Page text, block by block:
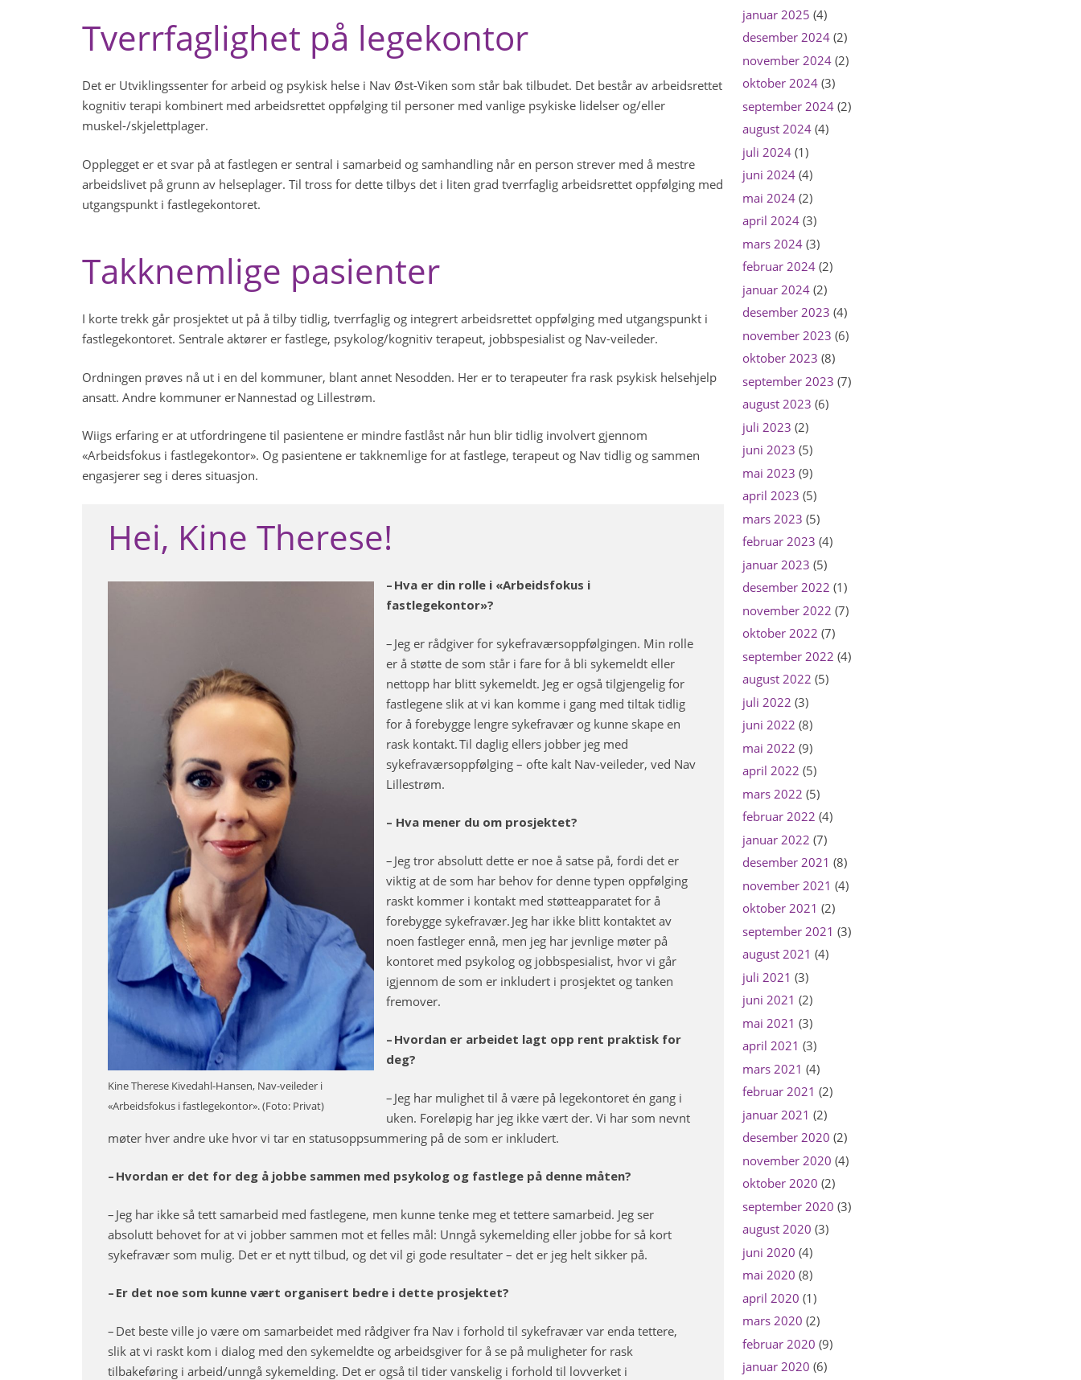
Tverrfaglighet på legekontor
Det er Utviklingssenter for arbeid og psykisk helse i Nav Øst-Viken som står bak tilbudet. Det består av arbeidsrettet
kognitiv terapi kombinert med arbeidsrettet oppfølging til personer med vanlige psykiske lidelser og/eller
muskel-/skjelettplager.
Opplegget er et svar på at fastlegen er sentral i samarbeid og samhandling når en person strever med å mestre
arbeidslivet på grunn av helseplager. Til tross for dette tilbys det i liten grad tverrfaglig arbeidsrettet oppfølging med
utgangspunkt i fastlegekontoret.
Takknemlige pasienter
I korte trekk går prosjektet ut på å tilby tidlig, tverrfaglig og integrert arbeidsrettet oppfølging med utgangspunkt i
fastlegekontoret. Sentrale aktører er fastlege, psykolog/kognitiv terapeut, jobbspesialist og Nav-veileder.
Ordningen prøves nå ut i en del kommuner, blant annet Nesodden. Her er to terapeuter fra rask psykisk helsehjelp
ansatt. Andre kommuner er Nannestad og Lillestrøm.
Wiigs erfaring er at utfordringene til pasientene er mindre fastlåst når hun blir tidlig involvert gjennom
«Arbeidsfokus i fastlegekontor». Og pasientene er takknemlige for at fastlege, terapeut og Nav tidlig og sammen
engasjerer seg i deres situasjon.
Hei, Kine Therese!
Kine Therese Kivedahl-Hansen, Nav-veileder i
«Arbeidsfokus i fastlegekontor». (Foto: Privat)
– Hva er din rolle i «Arbeidsfokus i
fastlegekontor»?
– Jeg er rådgiver for sykefraværsoppfølgingen. Min rolle
er å støtte de som står i fare for å bli sykemeldt eller
nettopp har blitt sykemeldt. Jeg er også tilgjengelig for
fastlegene slik at vi kan komme i gang med tiltak tidlig
for å forebygge lengre sykefravær og kunne skape en
rask kontakt. Til daglig ellers jobber jeg med
sykefraværsoppfølging – ofte kalt Nav-veileder, ved Nav
Lillestrøm.
– Hva mener du om prosjektet?
– Jeg tror absolutt dette er noe å satse på, fordi det er
viktig at de som har behov for denne typen oppfølging
raskt kommer i kontakt med støtteapparatet for å
forebygge sykefravær. Jeg har ikke blitt kontaktet av
noen fastleger ennå, men jeg har jevnlige møter på
kontoret med psykolog og jobbspesialist, hvor vi går
igjennom de som er inkludert i prosjektet og tanken
fremover.
– Hvordan er arbeidet lagt opp rent praktisk for
deg?
– Jeg har mulighet til å være på legekontoret én gang i
uken. Foreløpig har jeg ikke vært der. Vi har som nevnt
møter hver andre uke hvor vi tar en statusoppsummering på de som er inkludert.
– Hvordan er det for deg å jobbe sammen med psykolog og fastlege på denne måten?
– Jeg har ikke så tett samarbeid med fastlegene, men kunne tenke meg et tettere samarbeid. Jeg ser
absolutt behovet for at vi jobber sammen mot et felles mål: Unngå sykemelding eller jobbe for så kort
sykefravær som mulig. Det er et nytt tilbud, og det vil gi gode resultater – det er jeg helt sikker på.
– Er det noe som kunne vært organisert bedre i dette prosjektet?
– Det beste ville jo være om samarbeidet med rådgiver fra Nav i forhold til sykefravær var enda tettere,
slik at vi raskt kom i dialog med den sykemeldte og arbeidsgiver for å se på muligheter for rask
tilbakeføring i arbeid/unngå sykemelding. Det er også til tider vanskelig i forhold til lovverket i
januar 2025 (4)
desember 2024(2)
november 2024(2)
oktober 2024(3)
september 2024(2)
august 2024(4)
juli 2024(1)
juni 2024(4)
mai 2024(2)
april 2024(3)
mars 2024(3)
februar 2024(2)
januar 2024(2)
desember 2023 (4)
november 2023 (6)
oktober 2023 (8)
september 2023 (7)
august 2023 (6)
juli 2023 (2)
juni 2023 (5)
mai 2023 (9)
april 2023 (5)
mars 2023 (5)
februar 2023 (4)
januar 2023 (5)
desember 2022 (1)
november 2022 (7)
oktober 2022 (7)
september 2022 (4)
august 2022 (5)
juli 2022 (3)
juni 2022 (8)
mai 2022 (9)
april 2022 (5)
mars 2022 (5)
februar 2022 (4)
januar 2022 (7)
desember 2021 (8)
november 2021 (4)
oktober 2021 (2)
september 2021 (3)
august 2021 (4)
juli 2021 (3)
juni 2021 (2)
mai 2021 (3)
april 2021 (3)
mars 2021 (4)
februar 2021 (2)
januar 2021 (2)
desember 2020 (2)
november 2020 (4)
oktober 2020 (2)
september 2020 (3)
august 2020 (3)
juni 2020 (4)
mai 2020 (8)
april 2020 (1)
mars 2020 (2)
februar 2020 (9)
januar 2020 (6)